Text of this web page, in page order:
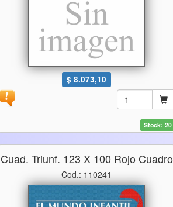
$ 8.073,10
Stock: 20
Cuad. Triunf. 123 X 100 Rojo Cuadro
Cod.: 110241